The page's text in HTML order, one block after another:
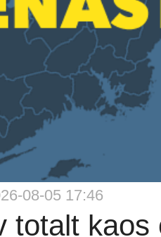
08-05 17:46
totalt